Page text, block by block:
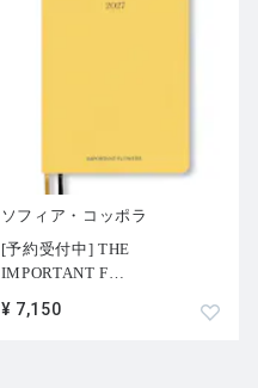
ソフィア・コッポラ
[予約受付中] THE
IMPORTANT F
¥ 7,150